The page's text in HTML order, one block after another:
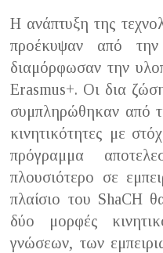
Η ανάπτυξη της
προέκυψαν από
διαμόρφωσαν την
Erasmus+. Οι δια
συμπληρώθηκαν από
κινητικότητες με
πρόγραμμα
πλουσιότερο σε
πλαίσιο του ShaCH
δύο μορφές
γνώσεων, των